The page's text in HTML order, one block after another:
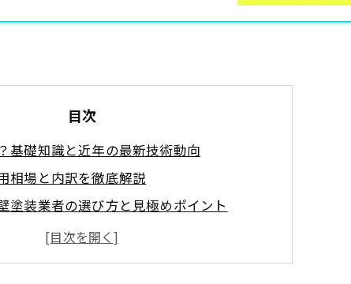
目次
基礎知識と近年の最新技術動向
相場と内訳を徹底解説
塗装業者の選び方と見極めポイント
工程とスケジュール管理
れる塗料の種類と選び方ガイド